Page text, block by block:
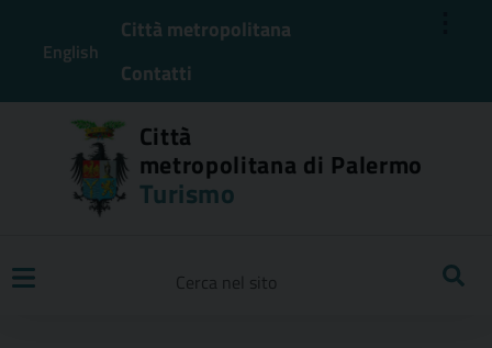
English
Città metropolitana
Contatti
Città
metropolitana di Palermo
Turismo